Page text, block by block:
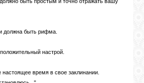
должна быть рифма.
настрой.
настоящее время в свое заклинании.